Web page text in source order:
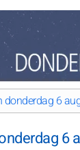
donderdag 6
6